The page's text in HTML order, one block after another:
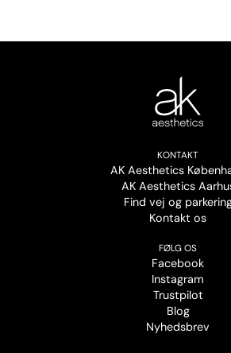
KONTAKT
AK Aesthetics
AK Aesthetics
Find vej og
Kontakt os
FØLG OS
Facebook
Instagram
Trustpilot
Blog
Nyhedsbrev